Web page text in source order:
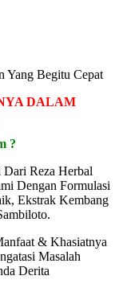
Yang Begitu Cepat
DALAM
?
Reza Herbal
Dengan Formulasi
Ekstrak Kembang
& Khasiatnya
Masalah
Derita